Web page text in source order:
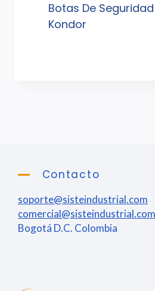
Botas De
Kondor
Contacto
soporte@sisteindustrial.com
comercial@sisteindustrial.com
Bogotá D.C. Colombia